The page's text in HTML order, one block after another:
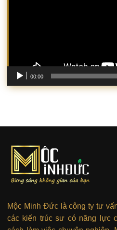
00:00
Mộc Minh Đức là công ty tư
các kiến trúc sư có năng lực